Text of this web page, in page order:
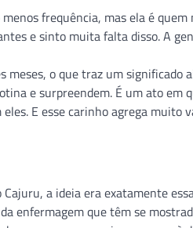
frequência, mas ela é
e sinto muita falta disso. A
meses, o que traz um significado
e surpreendem. É um ato em
E esse carinho agrega muito
a ideia era exatamente
enfermagem que têm se